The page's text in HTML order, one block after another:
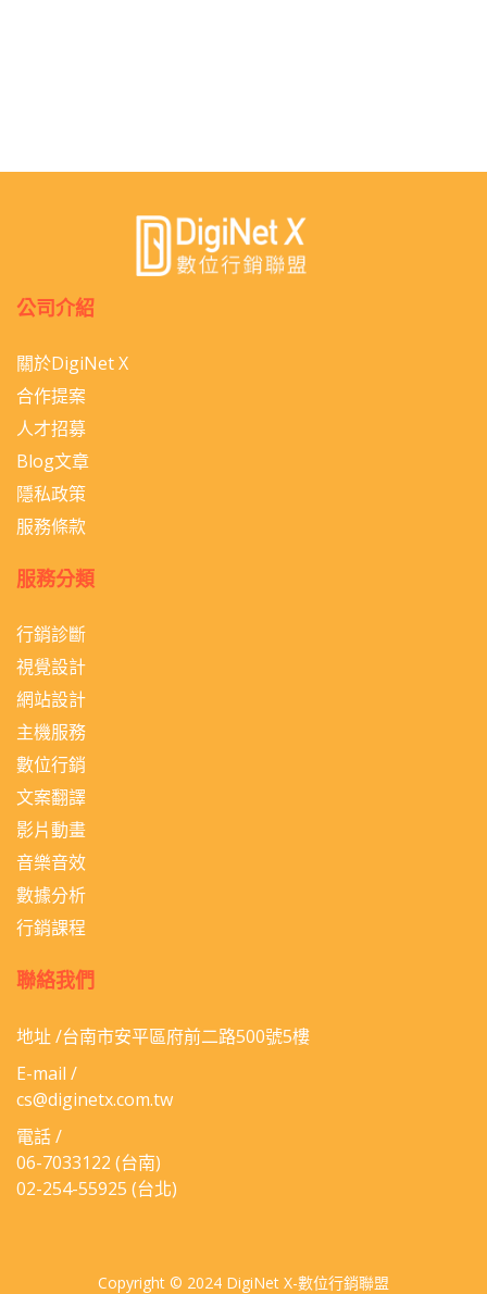
公司介紹
關於DigiNet X
合作提案
人才招募
Blog文章
隱私政策
服務條款
服務分類
行銷診斷
視覺設計
網站設計
主機服務
數位行銷
文案翻譯
影片動畫
音樂音效
數據分析
行銷課程
聯絡我們
地址 /台南市安平區府前二路500號5樓
E-mail /
cs@diginetx.com.tw
電話 /
06-​7033122 (台南)
02-254-55925 (台北)
Copyright © 2024 DigiNet X-數位行銷聯盟